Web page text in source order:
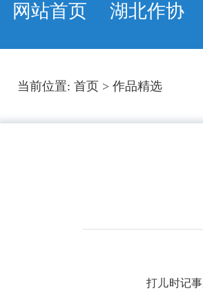
网站首页 湖北作协
当前位置: 首页 > 作品精选
打儿时记事起